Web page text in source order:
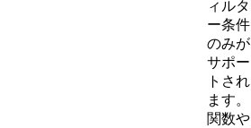
ィルタ
ー条件
のみが
サポー
トされ
ます。
関数や